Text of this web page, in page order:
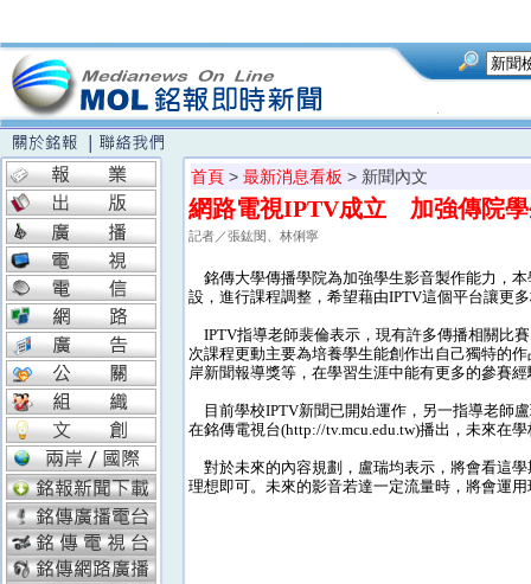
首頁 > 最新消息看板 > 新聞內文
網路電視IPTV成立 加強傳院學
記者／張鈜閔、林俐寧
銘傳大學傳播學院為加強學生影音製作能力，
設，進行課程調整，希望藉由IPTV這個平台讓更
IPTV指導老師裴倫表示，現有許多傳播相關比
次課程更動主要為培養學生能創作出自己獨特的
岸新聞報導獎等，在學習生涯中能有更多的參賽
目前學校IPTV新聞已開始運作，另一指導老師
在銘傳電視台(http://tv.mcu.edu.tw)播出，未來在
對於未來的內容規劃，盧瑞均表示，將會看這
理想即可。未來的影音若達一定流量時，將會運